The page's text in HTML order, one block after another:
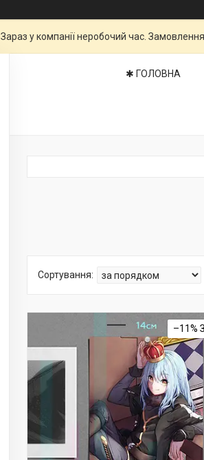
Зараз у компанії неробочий час.
✱ ГОЛОВНА
–11%